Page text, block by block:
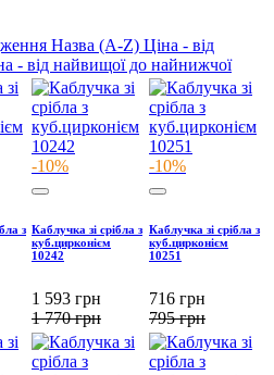
Назва (A-Z) Ціна - від
- від найвищої до найнижчої
з
-10%
Каблучка зі срібла з
куб.цирконієм
10242
1 593 грн
1 770грн
-10%
Каблучка зі срібла з
куб.цирконієм
10251
716 грн
795грн